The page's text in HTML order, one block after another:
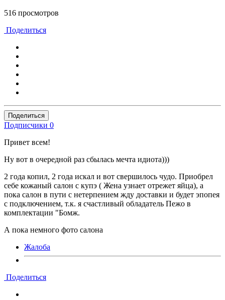
516 просмотров
Поделиться
Поделиться
Подписчики 0
Привет всем!
Ну вот в очередной раз сбылась мечта идиота)))
2 года копил, 2 года искал и вот свершилось чудо. Приобрел
себе кожаный салон с купэ ( Жена узнает отрежет яйца), а
пока салон в пути с нетерпением жду доставки и будет эпопея
с подключением, т.к. я счастливый обладатель Пежо в
комплектации "Бомж.
А пока немного фото салона
Жалоба
Поделиться